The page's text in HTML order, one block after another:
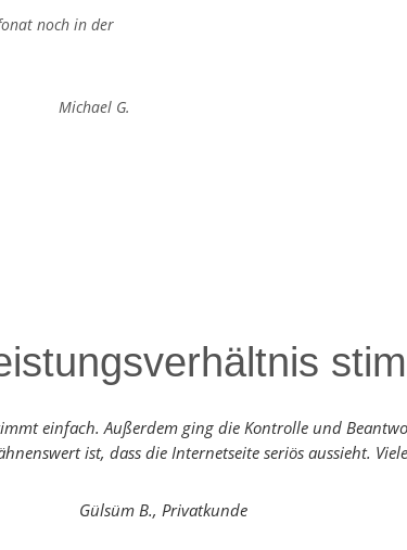
noch in der
Michael G.
einfach. Außerdem ging die Kontrolle und
ist, dass die Internetseite seriös aussieht.
Gülsüm B., Privatkunde